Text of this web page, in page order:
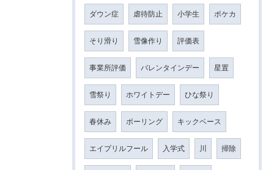
ダウン症 虐待防止 小学生 ポケカ
そり滑り 雪像作り 評価表
事業所評価 バレンタインデー 星置
雪祭り ホワイトデー ひな祭り
春休み ボーリング キックベース
エイプリルフール 入学式 川 掃除